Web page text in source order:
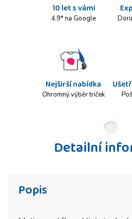
10 let s vámi
4,9* na Google
Nejširší nabídka
Ohromný výběr triček
Detailní
Popis